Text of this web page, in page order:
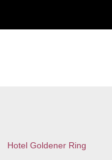
Hotel Goldener Ring